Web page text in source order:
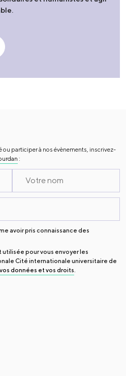
ou participer à nos évènements, inscrivez-
:
avoir pris connaissance des
pour vous envoyer les
Cité internationale universitaire de
données et vos droits